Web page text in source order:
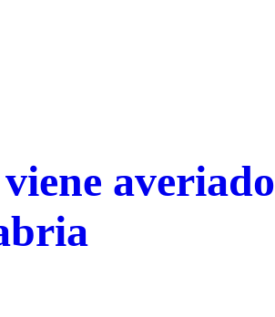
averiado